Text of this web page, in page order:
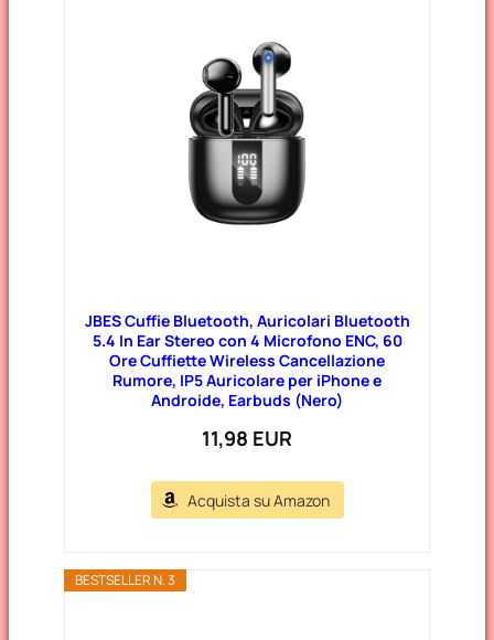
JBES Cuffie Bluetooth, Auricolari Bluetooth
5.4 In Ear Stereo con 4 Microfono ENC, 60
Ore Cuffiette Wireless Cancellazione
Rumore, IP5 Auricolare per iPhone e
Androide, Earbuds (Nero)
11,98 EUR
Acquista su Amazon
BESTSELLER N. 3